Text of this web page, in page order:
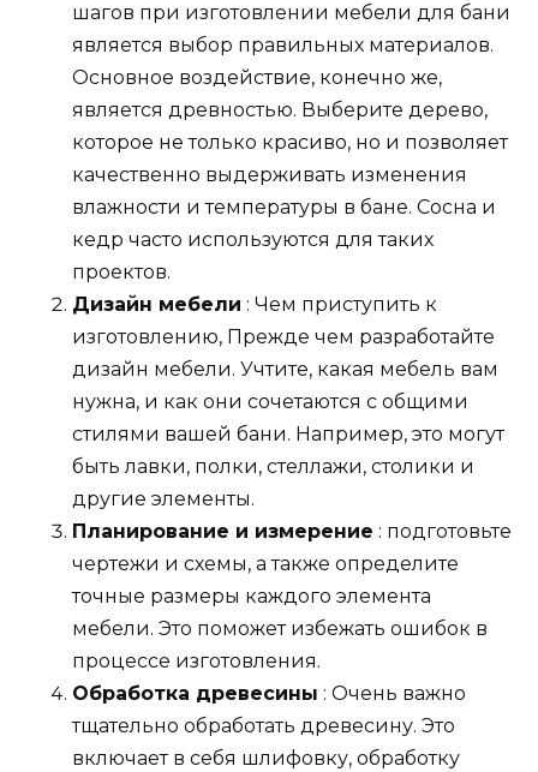
шагов при изготовлении мебели для бани
является выбор правильных материалов.
Основное воздействие, конечно же,
является древностью. Выберите дерево,
которое не только красиво, но и позволяет
качественно выдерживать изменения
влажности и температуры в бане. Сосна и
кедр часто используются для таких
проектов.
Дизайн мебели : Чем приступить к
изготовлению, Прежде чем разработайте
дизайн мебели. Учтите, какая мебель вам
нужна, и как они сочетаются с общими
стилями вашей бани. Например, это могут
быть лавки, полки, стеллажи, столики и
другие элементы.
Планирование и измерение : подготовьте
чертежи и схемы, а также определите
точные размеры каждого элемента
мебели. Это поможет избежать ошибок в
процессе изготовления.
Обработка древесины : Очень важно
тщательно обработать древесину. Это
включает в себя шлифовку, обработку